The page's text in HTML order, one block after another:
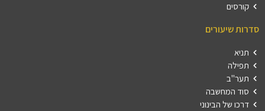
קורסים
סדרות שיעורים
תניא
תפילה
תער"ב
סוד המחשבה
דרכו של הבינוני